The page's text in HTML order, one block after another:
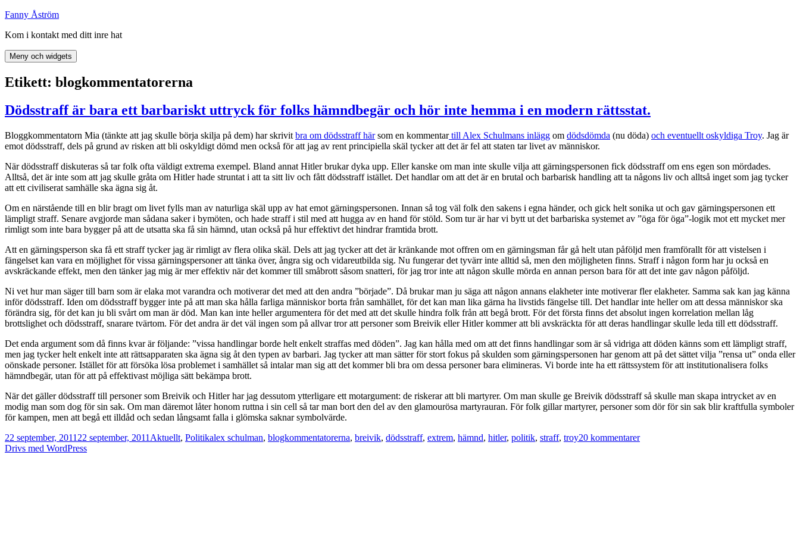
Hoppa
innehåll
Fanny Åström
Kom i kontakt med ditt inre hat
Meny och widgets
Etikett: blogkommentatorerna
Dödsstraff är bara ett barbariskt uttryck för folks hämndbegär och hör inte hemma i en modern rättsstat.
Bloggkommentatorn Mia (tänkte att jag skulle börja skilja på dem) har skrivit bra om dödsstraff härsom en kommentartill Alex Schulmans inlägg om dödsdömda (nu döda) och eventuellt oskyldiga Troy. Jag är
emot dödsstraff, dels på grund av risken att bli oskyldigt dömd men också för att jag av rent principiella skäl tycker att det är fel att staten tar livet av människor.
När dödsstraff diskuteras så tar folk ofta väldigt extrema exempel. Bland annat Hitler brukar dyka upp. Eller kanske om man inte skulle vilja att gärningspersonen fick dödsstraff om ens egen son mördades.
Alltså, det är inte som att jag skulle gråta om Hitler hade struntat i att ta sitt liv och fått dödsstraff istället. Det handlar om att det är en brutal och barbarisk handling att ta någons liv och alltså inget som jag tycker
att ett civiliserat samhälle ska ägna sig åt.
Om en närstående till en blir bragt om livet fylls man av naturliga skäl upp av hat emot gärningspersonen. Innan så tog väl folk den sakens i egna händer, och gick helt sonika ut och gav gärningspersonen ett
lämpligt straff. Senare avgjorde man sådana saker i bymöten, och hade straff i stil med att hugga av en hand för stöld. Som tur är har vi bytt ut det barbariska systemet av ”öga för öga”-logik mot ett mycket mer
rimligt som inte bara bygger på att de utsatta ska få sin hämnd, utan också på hur effektivt det hindrar framtida brott.
Att en gärningsperson ska få ett straff tycker jag är rimligt av flera olika skäl. Dels att jag tycker att det är kränkande mot offren om en gärningsman får gå helt utan påföljd men framförallt för att vistelsen i
fängelset kan vara en möjlighet för vissa gärningspersoner att tänka över, ångra sig och vidareutbilda sig. Nu fungerar det tyvärr inte alltid så, men den möjligheten finns. Straff i någon form har ju också en
avskräckande effekt, men den tänker jag mig är mer effektiv när det kommer till småbrott såsom snatteri, för jag tror inte att någon skulle mörda en annan person bara för att det inte gav någon påföljd.
Ni vet hur man säger till barn som är elaka mot varandra och motiverar det med att den andra ”började”. Då brukar man ju säga att någon annans elakheter inte motiverar fler elakheter. Samma sak kan jag känna
inför dödsstraff. Iden om dödsstraff bygger inte på att man ska hålla farliga människor borta från samhället, för det kan man lika gärna ha livstids fängelse till. Det handlar inte heller om att dessa människor ska
förändra sig, för det kan ju bli svårt om man är död. Man kan inte heller argumentera för det med att det skulle hindra folk från att begå brott. För det första finns det absolut ingen korrelation mellan låg
brottslighet och dödsstraff, snarare tvärtom. För det andra är det väl ingen som på allvar tror att personer som Breivik eller Hitler kommer att bli avskräckta för att deras handlingar skulle leda till ett dödsstraff.
Det enda argument som då finns kvar är följande: ”vissa handlingar borde helt enkelt straffas med döden”. Jag kan hålla med om att det finns handlingar som är så vidriga att döden känns som ett lämpligt straff,
men jag tycker helt enkelt inte att rättsapparaten ska ägna sig åt den typen av barbari. Jag tycker att man sätter för stort fokus på skulden som gärningspersonen har genom att på det sättet vilja ”rensa ut” onda eller
oönskade personer. Istället för att försöka lösa problemet i samhället så intalar man sig att det kommer bli bra om dessa personer bara elimineras. Vi borde inte ha ett rättssystem för att institutionalisera folks
hämndbegär, utan för att på effektivast möjliga sätt bekämpa brott.
När det gäller dödsstraff till personer som Breivik och Hitler har jag dessutom ytterligare ett motargument: de riskerar att bli martyrer. Om man skulle ge Breivik dödsstraff så skulle man skapa intrycket av en
modig man som dog för sin sak. Om man däremot låter honom ruttna i sin cell så tar man bort den del av den glamourösa martyrauran. För folk gillar martyrer, personer som dör för sin sak blir kraftfulla symboler
för kampen, men att begå ett illdåd och sedan långsamt falla i glömska saknar symbolvärde.
Postat
22 september, 2011 22 september, 2011 Kategorier
Aktuellt, PolitikTaggar
alex schulman, blogkommentatorerna, breivik, dödsstraff, extrem, hämnd, hitler, politik, straff, troy20 kommentarertill
Drivs med WordPress